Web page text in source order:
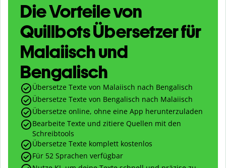
Die Vorteile von
Quillbots Übersetzer für
Malaiisch und
Bengalisch
Übersetze Texte von Malaiisch nach Bengalisch
Übersetze Texte von Bengalisch nach Malaiisch
Übersetze online, ohne eine App herunterzuladen
Bearbeite Texte und zitiere Quellen mit den
Schreibtools
Übersetze Texte komplett kostenlos
Für 52 Sprachen verfügbar